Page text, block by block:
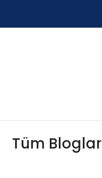
Tüm Bloglar